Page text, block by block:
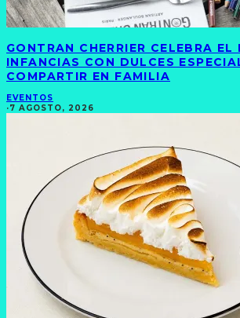
GONTRAN CHERRIER CELEBRA
INFANCIAS CON DULCES
COMPARTIR EN FAMILIA
EVENTOS
·7 AGOSTO, 2026